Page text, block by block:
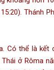
Thánh
Có thể là
ở Rôma